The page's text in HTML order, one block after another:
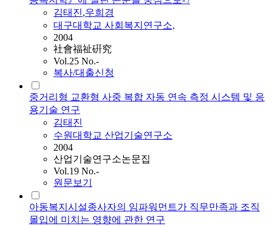
김태진,우희경
대구대학교 사회복지연구소,
2004
社會福祉硏究
Vol.25 No.-
복사/대출신청
중거리형 교환형 사중 복합 자동 연속 측정 시스템 및 응
용기술 연구
김태진
수원대학교 산업기술연구소
2004
산업기술연구소논문집
Vol.19 No.-
원문보기
아동복지시설종사자의 임파워먼트가 직무만족과 조직
몰입에 미치는 영향에 관한 연구